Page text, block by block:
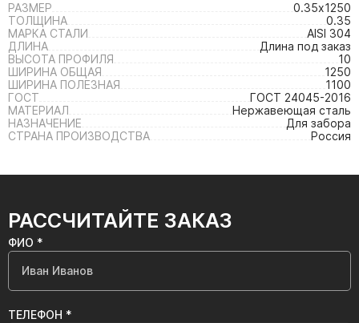
РАЗМЕР
0.35х1250
ТОЛЩИНА
0.35
МАРКА СТАЛИ
AISI 304
ДЛИНА
Длина под заказ
ВЫСОТА ПРОФИЛЯ
10
ШИРИНА ОБЩАЯ
1250
ШИРИНА ПОЛЕЗНАЯ
1100
ГОСТ
ГОСТ 24045-2016
МАТЕРИАЛ
Нержавеющая сталь
НАЗНАЧЕНИЕ
Для забора
СТРАНА ПРОИЗВОДСТВА
Россия
РАССЧИТАЙТЕ ЗАКАЗ
ФИО *
ТЕЛЕФОН *